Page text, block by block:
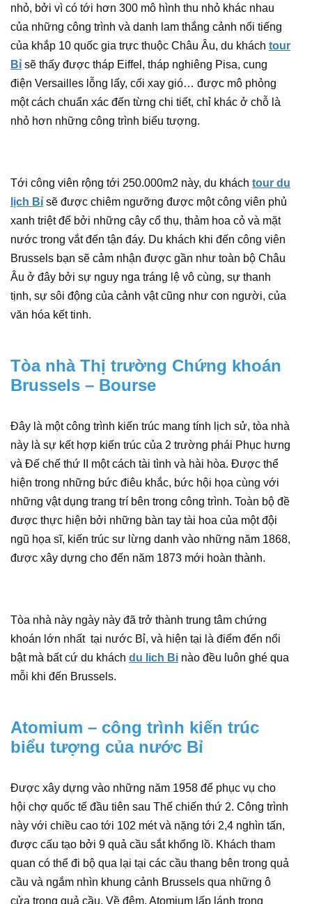
nhỏ, bởi vì có tới hơn 300 mô hình thu nhỏ khác nhau
của những công trình và danh lam thắng cảnh nổi tiếng
của khắp 10 quốc gia trực thuộc Châu Âu, du khách tour
Bỉ sẽ thấy được tháp Eiffel, tháp nghiêng Pisa, cung
điện Versailles lỗng lấy, cối xay gió… được mô phỏng
một cách chuẩn xác đến từng chi tiết, chỉ khác ở chỗ là
nhỏ hơn những công trình biểu tượng.
Tới công viên rộng tới 250.000m2 này, du khách tour du
lịch Bỉ sẽ được chiêm ngưỡng được một công viên phủ
xanh triệt để bởi những cây cổ thụ, thảm hoa cỏ và mặt
nước trong vắt đến tận đáy. Du khách khi đến công viên
Brussels bạn sẽ cảm nhận được gần như toàn bộ Châu
Âu ở đây bởi sự nguy nga tráng lệ vô cùng, sự thanh
tịnh, sự sôi động của cảnh vật cũng như con người, của
văn hóa kết tinh.
Tòa nhà Thị trường Chứng khoán
Brussels – Bourse
Đây là một công trình kiến trúc mang tính lịch sử, tòa nhà
này là sự kết hợp kiến trúc của 2 trường phái Phục hưng
và Đế chế thứ II một cách tài tình và hài hòa. Được thể
hiện trong những bức điêu khắc, bức hội họa cùng với
những vật dụng trang trí bên trong công trình. Toàn bộ đề
được thực hiện bởi những bàn tay tài hoa của một đội
ngũ họa sĩ, kiến trúc sư lừng danh vào những năm 1868,
được xây dựng cho đến năm 1873 mới hoàn thành.
Tòa nhà này ngày này đã trở thành trung tâm chứng
khoán lớn nhất tại nước Bỉ, và hiện tại là điểm đến nổi
bật mà bất cứ du khách du lich Bi nào đều luôn ghé qua
mỗi khi đến Brussels.
Atomium – công trình kiến trúc
biểu tượng của nước Bỉ
Được xây dựng vào những năm 1958 để phục vụ cho
hội chợ quốc tế đầu tiên sau Thế chiến thứ 2. Công trình
này với chiều cao tới 102 mét và nặng tới 2,4 nghìn tấn,
được cấu tạo bởi 9 quả cầu sắt khổng lồ. Khách tham
quan có thể đi bộ qua lại tại các cầu thang bên trong quả
cầu và ngắm nhìn khung cảnh Brussels qua những ô
cửa trong quả cầu. Về đêm, Atomium lấp lánh trong